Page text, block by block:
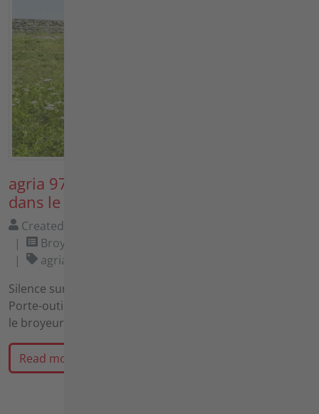
agria 9700e et Müthing MU-FM Vario
dans le test pratique ultime
Created by
Broyer, agria 9700e
agria 9700e1, Entretien des espaces verts
Silence sur la pente ! Dans cette vidéo, nous testons le
Porte-outils à batterie télécommandé agria 9700e avec
le broyeur Müthing MU-FM Vario.
Read more